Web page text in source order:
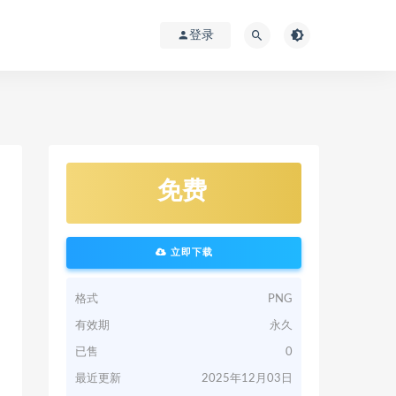
登录
免费
立即下载
格式 PNG
有效期 永久
已售 0
最近更新 2025年12月03日